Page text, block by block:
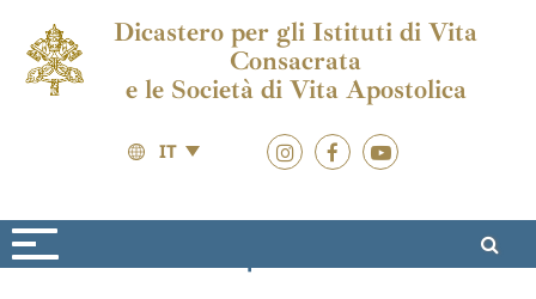
Dicastero per gli Istituti di Vita
Consacrata
e le Società di Vita Apostolica
IT